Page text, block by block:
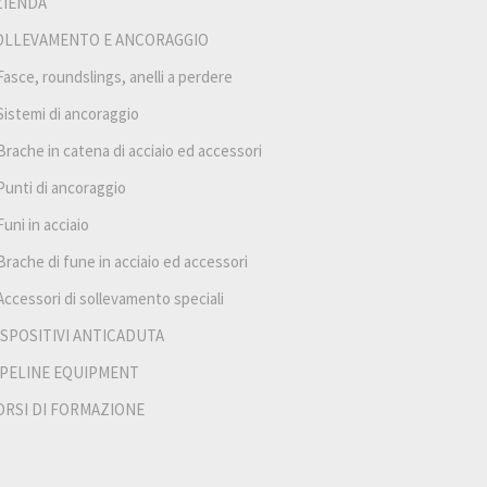
E ANCORAGGIO
roundslings, anelli a perdere
di ancoraggio
in catena di acciaio ed accessori
di ancoraggio
in acciaio
di fune in acciaio ed accessori
di sollevamento speciali
ANTICADUTA
EQUIPMENT
DI FORMAZIONE